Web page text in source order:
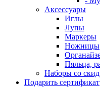
Аксессуары
Иглы
Лупы
Маркеры
Ножницы
Пяльца,
Наборы со
Подарить сертификат